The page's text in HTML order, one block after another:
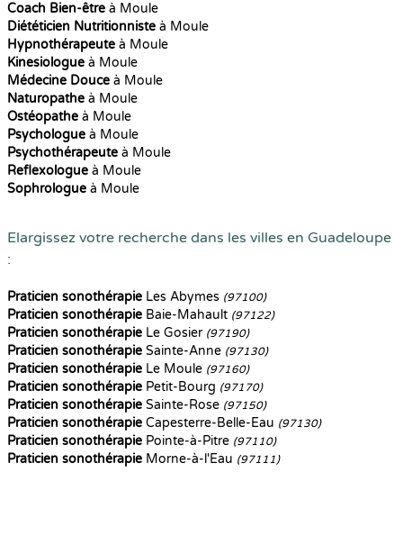
Coach Bien-être à Moule
Diététicien Nutritionniste à Moule
Hypnothérapeute à Moule
Kinesiologue à Moule
Médecine Douce à Moule
Naturopathe à Moule
Ostéopathe à Moule
Psychologue à Moule
Psychothérapeute à Moule
Reflexologue à Moule
Sophrologue à Moule
Elargissez votre recherche dans les villes en Guadeloupe
:
Praticien sonothérapie Les Abymes (97100)
Praticien sonothérapie Baie-Mahault (97122)
Praticien sonothérapie Le Gosier (97190)
Praticien sonothérapie Sainte-Anne (97130)
Praticien sonothérapie Le Moule (97160)
Praticien sonothérapie Petit-Bourg (97170)
Praticien sonothérapie Sainte-Rose (97150)
Praticien sonothérapie Capesterre-Belle-Eau (97130)
Praticien sonothérapie Pointe-à-Pitre (97110)
Praticien sonothérapie Morne-à-l'Eau (97111)